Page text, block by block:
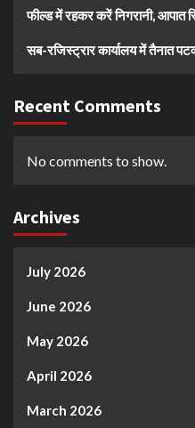
फील्ड में रहकर करें निगरानी, आपात
सब-रजिस्ट्रार कार्यालय में तैनात
Recent Comments
No comments to show.
Archives
July 2026
June 2026
May 2026
April 2026
March 2026